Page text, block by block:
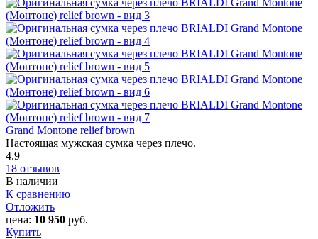
Grand Montone relief brown
Настоящая мужская сумка через плечо.
4.9
18 отзывов
В наличии
К сравнению
Отложить
цена: 10 950 руб.
Купить